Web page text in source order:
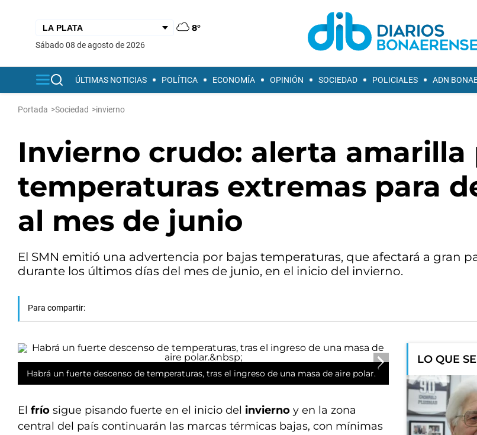
8°
sábado 08 de agosto de 2026
ÚLTIMAS NOTICIAS POLÍTICA ECONOMÍA OPINIÓN SOCIEDAD POLICIALES ADN
Portada >Sociedad >invierno
Invierno crudo: alerta amarilla
temperaturas extremas para
al mes de junio
El SMN emitió una advertencia por bajas temperaturas, que afectará a gran
durante los últimos días del mes de junio, en el inicio del invierno.
Para compartir:
Habrá un fuerte descenso de temperaturas, tras el ingreso de una masa de aire polar.
El frío sigue pisando fuerte en el inicio del invierno y en la zona
central del país continuarán las marcas térmicas bajas, con mínimas
LO QUE